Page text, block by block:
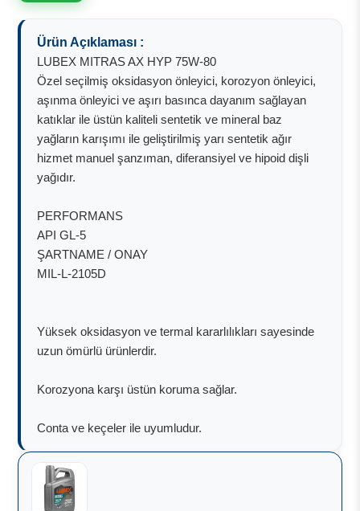
Ürün Açıklaması :
LUBEX MITRAS AX HYP 75W-80
Özel seçilmiş oksidasyon önleyici, korozyon önleyici,
aşınma önleyici ve aşırı basınca dayanım sağlayan
katıklar ile üstün kaliteli sentetik ve mineral baz
yağların karışımı ile geliştirilmiş yarı sentetik ağır
hizmet manuel şanzıman, diferansiyel ve hipoid dişli
yağıdır.
PERFORMANS
API GL-5
ŞARTNAME / ONAY
MIL-L-2105D
Yüksek oksidasyon ve termal kararlılıkları sayesinde
uzun ömürlü ürünlerdir.
Korozyona karşı üstün koruma sağlar.
Conta ve keçeler ile uyumludur.